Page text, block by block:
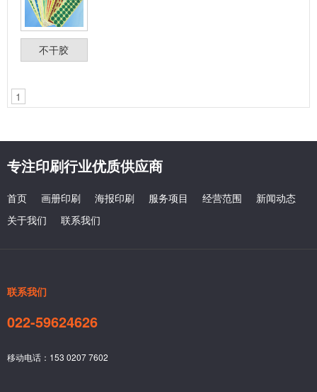
不干胶
1
专注印刷行业优质供应商
首页 画册印刷 海报印刷 服务项目 经营范围
新闻动态
关于我们
联系我们
联系我们
022-59624626
移动电话：153 0207 7602